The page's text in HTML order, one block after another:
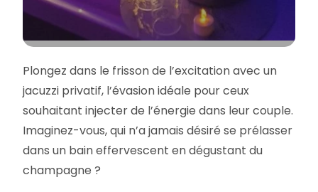
Plongez dans le frisson de l’excitation avec un
jacuzzi privatif, l’évasion idéale pour ceux
souhaitant injecter de l’énergie dans leur couple.
Imaginez-vous, qui n’a jamais désiré se prélasser
dans un bain effervescent en dégustant du
champagne ?